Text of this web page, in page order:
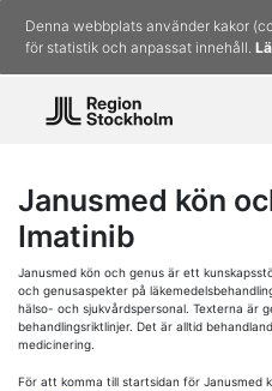
Denna webbplats använder kakor
för statistik och anpassat innehåll.
Janusmed kön
Imatinib
Janusmed kön och genus är ett
och genusaspekter på
hälso- och sjukvårdspersonal. Texterna är
behandlingsriktlinjer. Det är alltid
medicinering.
För att komma till startsidan för Janusmed